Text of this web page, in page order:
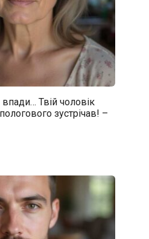
Твій чоловік
зустрічав! –